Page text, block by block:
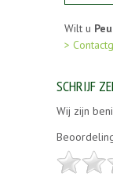
Wilt u
>
SCHRIJF
Wij zijn